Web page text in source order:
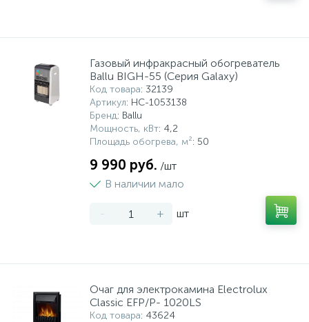
Газовый инфракрасный обогреватель
Ballu BIGH-55 (Серия Galaxy)
Код товара: 32139
Артикул: НС-1053138
Бренд: Ballu
Мощность, кВт: 4,2
Площадь обогрева, м²: 50
9 990 руб. /шт
В наличии мало
- + шт
Очаг для электрокамина Electrolux
Classic EFP/P- 1020LS
Код товара: 43624